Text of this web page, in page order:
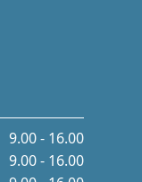
9.00 - 16.00
9.00 - 16.00